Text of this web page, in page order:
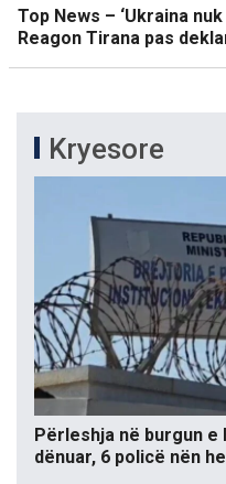
Top News – ‘Ukraina
Reagon Tirana pas
Kryesore
Përleshja në burgun
dënuar, 6 policë nën